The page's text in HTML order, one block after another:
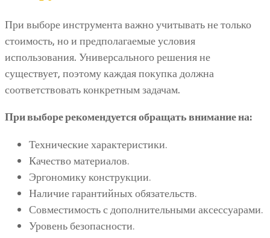
При выборе инструмента важно учитывать не только
стоимость, но и предполагаемые условия
использования. Универсального решения не
существует, поэтому каждая покупка должна
соответствовать конкретным задачам.
При выборе рекомендуется обращать внимание на:
Технические характеристики.
Качество материалов.
Эргономику конструкции.
Наличие гарантийных обязательств.
Совместимость с дополнительными аксессуарами.
Уровень безопасности.